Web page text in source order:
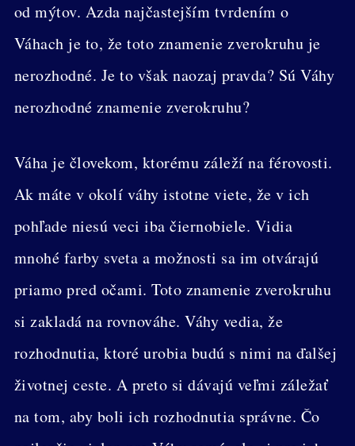
od mýtov. Azda najčastejším tvrdením o
Váhach je to, že toto znamenie zverokruhu je
nerozhodné. Je to však naozaj pravda? Sú Váhy
nerozhodné znamenie zverokruhu?
Váha je človekom, ktorému záleží na férovosti.
Ak máte v okolí váhy istotne viete, že v ich
pohľade niesú veci iba čiernobiele. Vidia
mnohé farby sveta a možnosti sa im otvárajú
priamo pred očami. Toto znamenie zverokruhu
si zakladá na rovnováhe. Váhy vedia, že
rozhodnutia, ktoré urobia budú s nimi na ďalšej
životnej ceste. A preto si dávajú veľmi záležať
na tom, aby boli ich rozhodnutia správne. Čo